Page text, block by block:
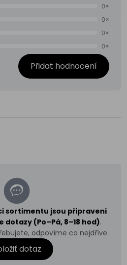
0×
0×
0×
0×
Přidat hodnocení
sortimentu jsou připraveni
dotazy (Po–Pá, 8–18 hod).
odpovíme co nejdříve.
dotaz